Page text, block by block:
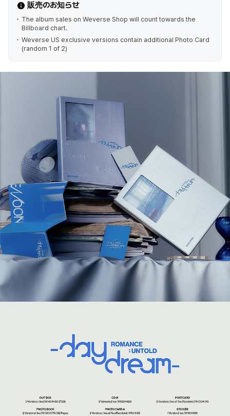
販売のお知らせ
The album sales on Weverse Shop will count towards the
Billboard chart.
Weverse US exclusive versions contain additional Photo Card
(random 1 of 2)